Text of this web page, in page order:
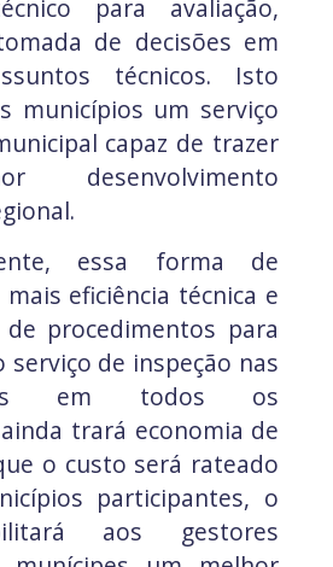
para avaliação,
de decisões em
técnicos. Isto
municípios um serviço
capaz de trazer
desenvolvimento
essa forma de
eficiência técnica e
de procedimentos para
serviço de inspeção nas
em todos os
trará economia de
o custo será rateado
participantes, o
aos gestores